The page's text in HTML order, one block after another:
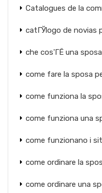
Catalogues de la
catГЎlogo de novias
che cos'ГЁ una
come fare la sposa
come funziona la
come funziona una
come funzionano i
come ordinare la
come ordinare una